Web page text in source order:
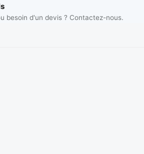
besoin d'un devis ? Contactez-nous.